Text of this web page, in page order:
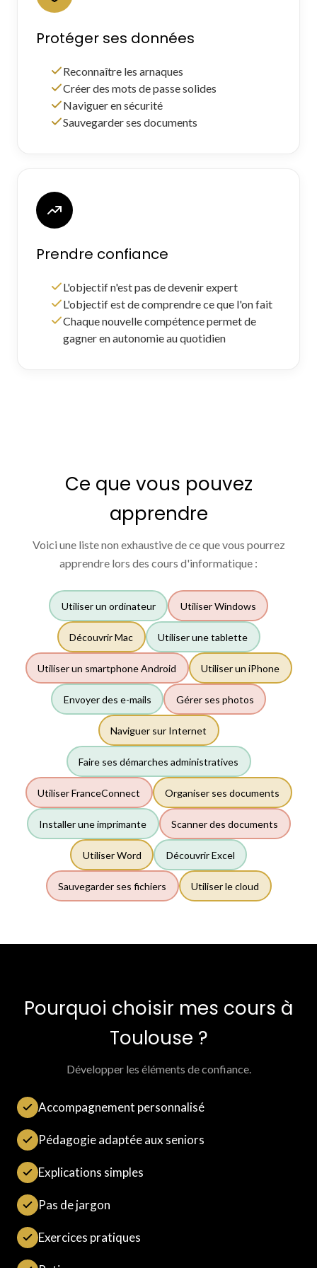
Protéger ses données
Reconnaître les arnaques
Créer des mots de passe solides
Naviguer en sécurité
Sauvegarder ses documents
Prendre confiance
L'objectif n'est pas de devenir expert
L'objectif est de comprendre ce que l'on fait
Chaque nouvelle compétence permet de
gagner en autonomie au quotidien
Ce que vous pouvez
apprendre
Voici une liste non exhaustive de ce que vous pourrez
apprendre lors des cours d'informatique :
Utiliser un ordinateur Utiliser Windows
Découvrir Mac Utiliser une tablette
Utiliser un smartphone Android Utiliser un iPhone
Envoyer des e-mails Gérer ses photos
Naviguer sur Internet
Faire ses démarches administratives
Utiliser FranceConnect Organiser ses documents
Installer une imprimante Scanner des documents
Utiliser Word Découvrir Excel
Sauvegarder ses fichiers Utiliser le cloud
Pourquoi choisir mes cours à
Toulouse ?
Développer les éléments de confiance.
Accompagnement personnalisé
Pédagogie adaptée aux seniors
Explications simples
Pas de jargon
Exercices pratiques